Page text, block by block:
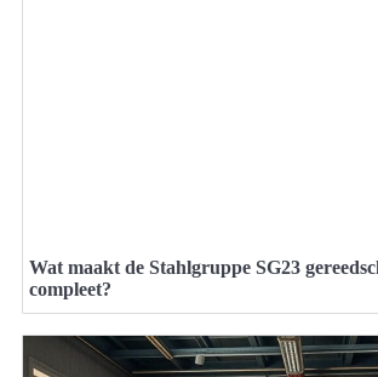
Wat maakt de Stahlgruppe SG23
compleet?